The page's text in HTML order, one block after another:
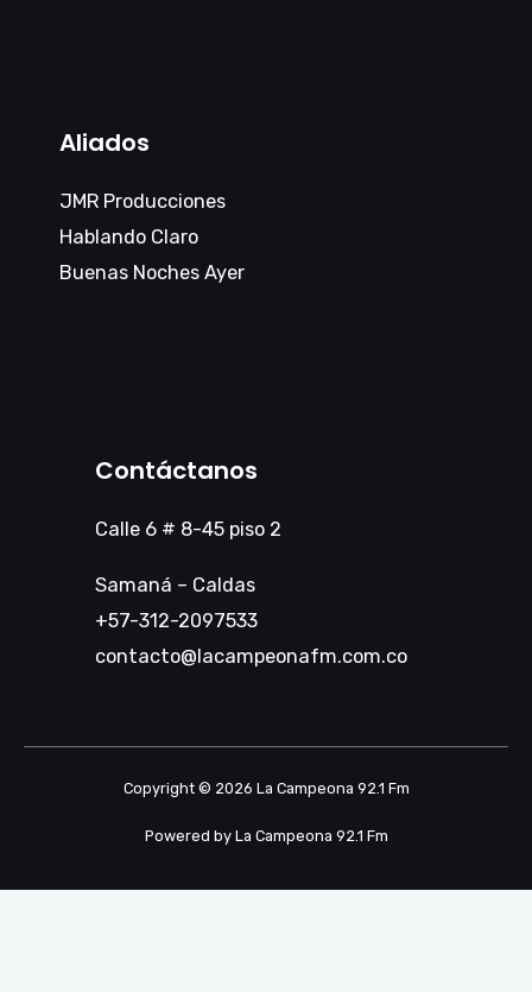
Aliados
JMR Producciones
Hablando Claro
Buenas Noches Ayer
Contáctanos
Calle 6 # 8-45 piso 2
Samaná – Caldas
+57-312-2097533
contacto@lacampeonafm.com.co
Copyright © 2026 La Campeona 92.1 Fm
Powered by La Campeona 92.1 Fm